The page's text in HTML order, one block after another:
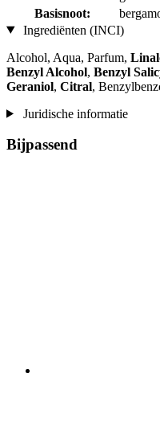
Basisnoot:
Ingrediënten (INCI)
Alcohol, Aqua, Parfum,
Benzyl Alcohol, Benzyl
Geraniol, Citral,
Juridische informatie
Bijpassend